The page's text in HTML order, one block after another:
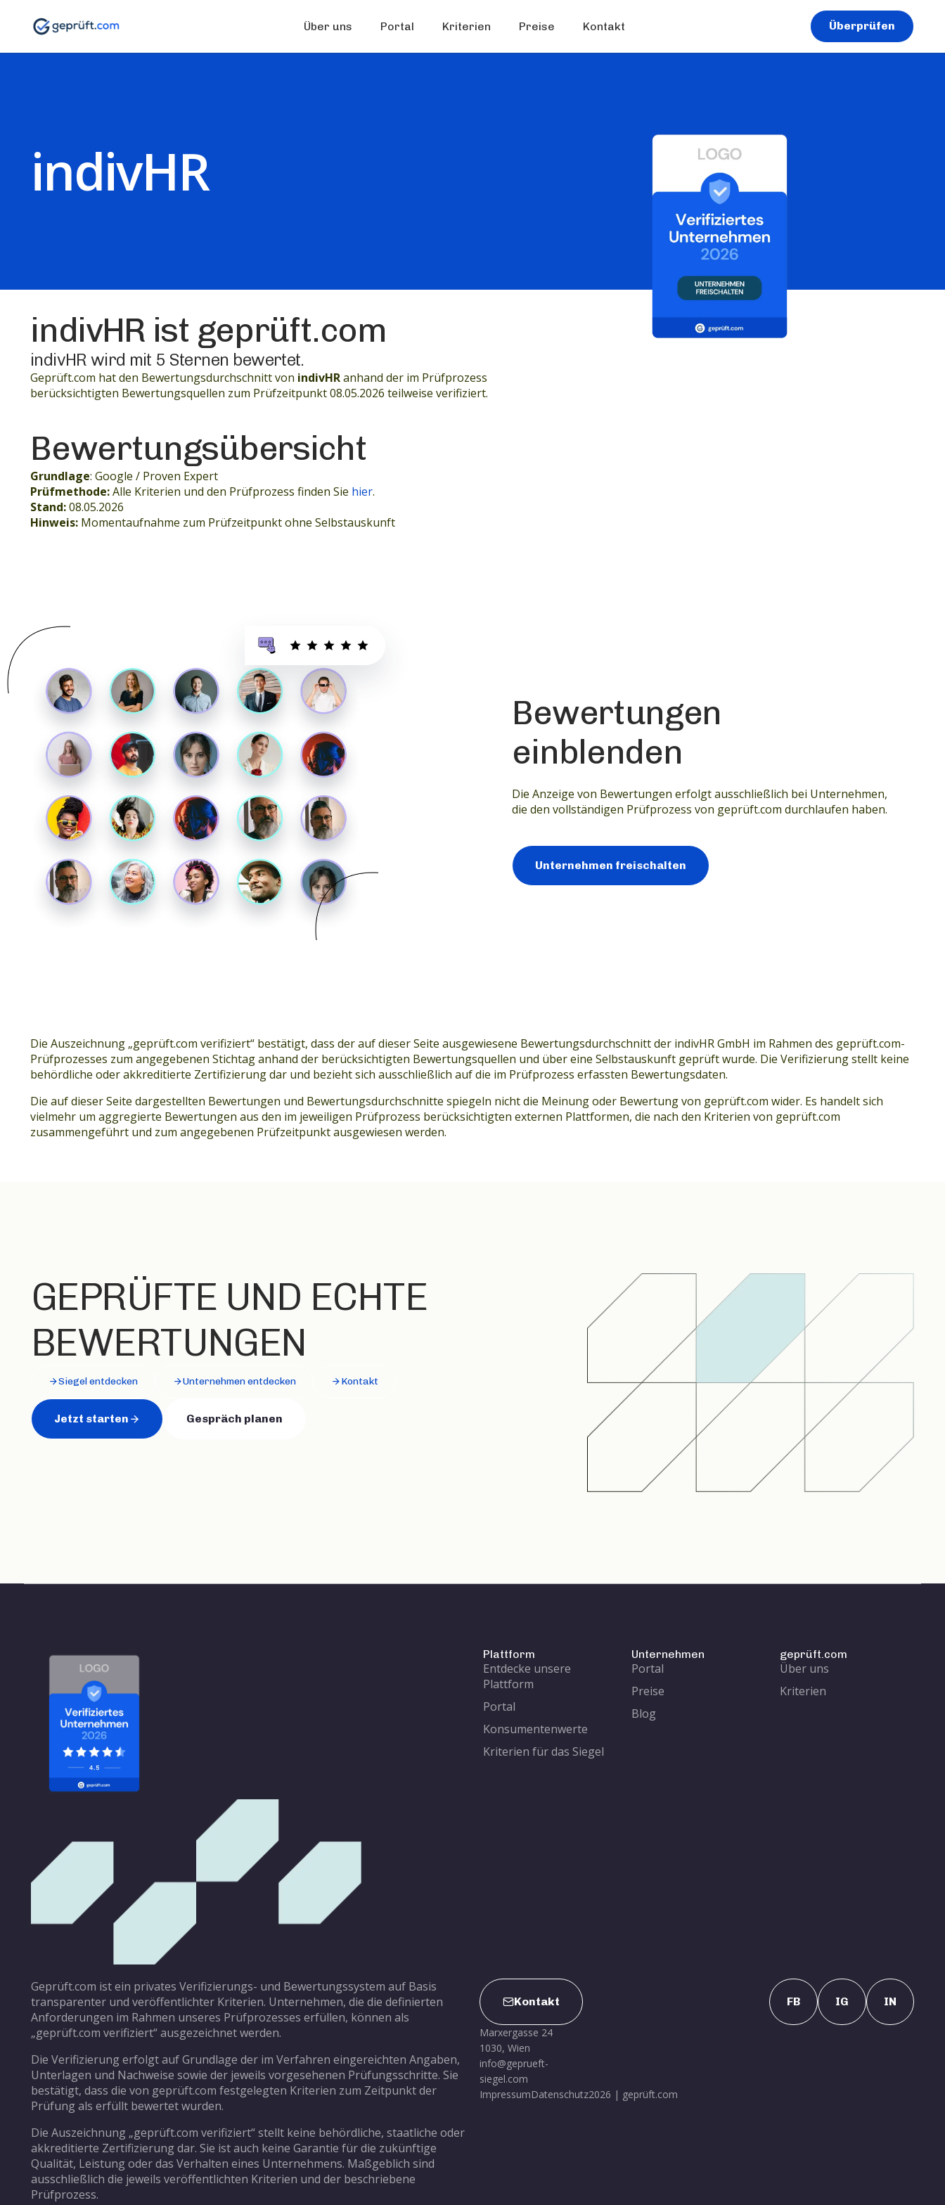
Über uns Portal Kriterien Preise Kontakt Überprüfen
indivHR
indivHR ist geprüft.com
indivHR wird mit 5 Sternen bewertet.
Geprüft.com hat den Bewertungsdurchschnitt von indivHRanhand der im Prüfprozess
berücksichtigten Bewertungsquellen zum Prüfzeitpunkt 08.05.2026 teilweise verifiziert.
Bewertungsübersicht
Grundlage: Google / Proven Expert
Prüfmethode:Alle Kriterien und den Prüfprozess finden Sie hier.
Stand:08.05.2026
Hinweis: Momentaufnahme zum Prüfzeitpunkt ohne Selbstauskunft
Bewertungen
einblenden
Die Anzeige von Bewertungen erfolgt ausschließlich bei Unternehmen,
die den vollständigen Prüfprozess von geprüft.com durchlaufen haben.
Unternehmen freischalten
Die Auszeichnung „geprüft.com verifiziert“ bestätigt, dass der auf dieser Seite ausgewiesene Bewertungsdurchschnitt der indivHR GmbH im Rahmen des geprüft.com-
Prüfprozesses zum angegebenen Stichtag anhand der berücksichtigten Bewertungsquellen und über eine Selbstauskunft geprüft wurde. Die Verifizierung stellt keine
behördliche oder akkreditierte Zertifizierung dar und bezieht sich ausschließlich auf die im Prüfprozess erfassten Bewertungsdaten.
Die auf dieser Seite dargestellten Bewertungen und Bewertungsdurchschnitte spiegeln nicht die Meinung oder Bewertung von geprüft.com wider. Es handelt sich
vielmehr um aggregierte Bewertungen aus den im jeweiligen Prüfprozess berücksichtigten externen Plattformen, die nach den Kriterien von geprüft.com
zusammengeführt und zum angegebenen Prüfzeitpunkt ausgewiesen werden.
GEPRÜFTE UND ECHTE
BEWERTUNGEN
Siegel entdecken Unternehmen entdecken Kontakt
Jetzt starten Gespräch planen
Plattform
Entdecke unsere
Plattform
Portal
Konsumentenwerte
Kriterien für das Siegel
Unternehmen
Portal
Preise
Blog
geprüft.com
Über uns
Kriterien
Geprüft.com ist ein privates Verifizierungs- und Bewertungssystem auf Basis
transparenter und veröffentlichter Kriterien. Unternehmen, die die definierten
Anforderungen im Rahmen unseres Prüfprozesses erfüllen, können als
„geprüft.com verifiziert“ ausgezeichnet werden.
Die Verifizierung erfolgt auf Grundlage der im Verfahren eingereichten Angaben,
Unterlagen und Nachweise sowie der jeweils vorgesehenen Prüfungsschritte. Sie
bestätigt, dass die von geprüft.com festgelegten Kriterien zum Zeitpunkt der
Prüfung als erfüllt bewertet wurden.
Die Auszeichnung „geprüft.com verifiziert“ stellt keine behördliche, staatliche oder
akkreditierte Zertifizierung dar. Sie ist auch keine Garantie für die zukünftige
Qualität, Leistung oder das Verhalten eines Unternehmens. Maßgeblich sind
ausschließlich die jeweils veröffentlichten Kriterien und der beschriebene
Prüfprozess.
Kontakt FB IG IN
Marxergasse 24
1030, Wien
info@geprueft-
siegel.com
ImpressumDatenschutz2026 | geprüft.com